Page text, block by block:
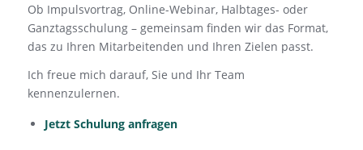
Ob Impulsvortrag, Online-Webinar, Halbtages- oder
Ganztagsschulung – gemeinsam finden wir das Format,
das zu Ihren Mitarbeitenden und Ihren Zielen passt.
Ich freue mich darauf, Sie und Ihr Team
kennenzulernen.
Jetzt Schulung anfragen